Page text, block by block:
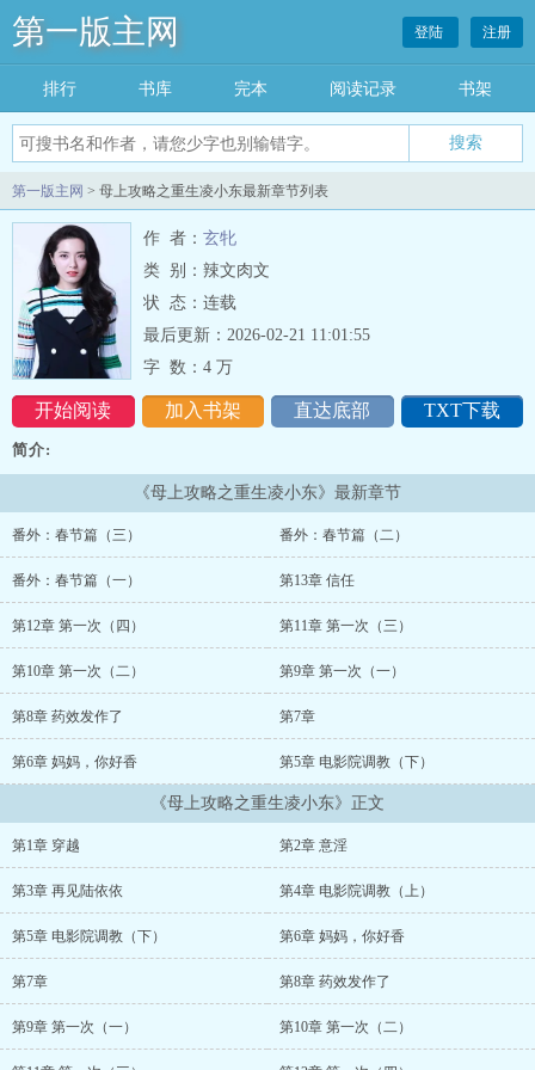
第一版主网
搜索
登陆 注册
排行 书库 完本 阅读记录 书架
第一版主网 > 母上攻略之重生凌小东最新章节列表
作 者： 玄牝
类 别：辣文肉文
状 态：连载
开始阅读 加入书架 直达底部 TXT下载
最后更新：2026-02-21 11:01:55
字 数： 4 万
简介:
《母上攻略之重生凌小东》最新章节
番外：春节篇（三） 番外：春节篇（二）
番外：春节篇（一） 第13章 信任
第12章 第一次（四） 第11章 第一次（三）
第10章 第一次（二） 第9章 第一次（一）
第8章 药效发作了 第7章
第6章 妈妈，你好香 第5章 电影院调教（下）
《母上攻略之重生凌小东》正文
第1章 穿越 第2章 意淫
第3章 再见陆依依 第4章 电影院调教（上）
第5章 电影院调教（下） 第6章 妈妈，你好香
第7章 第8章 药效发作了
第9章 第一次（一） 第10章 第一次（二）